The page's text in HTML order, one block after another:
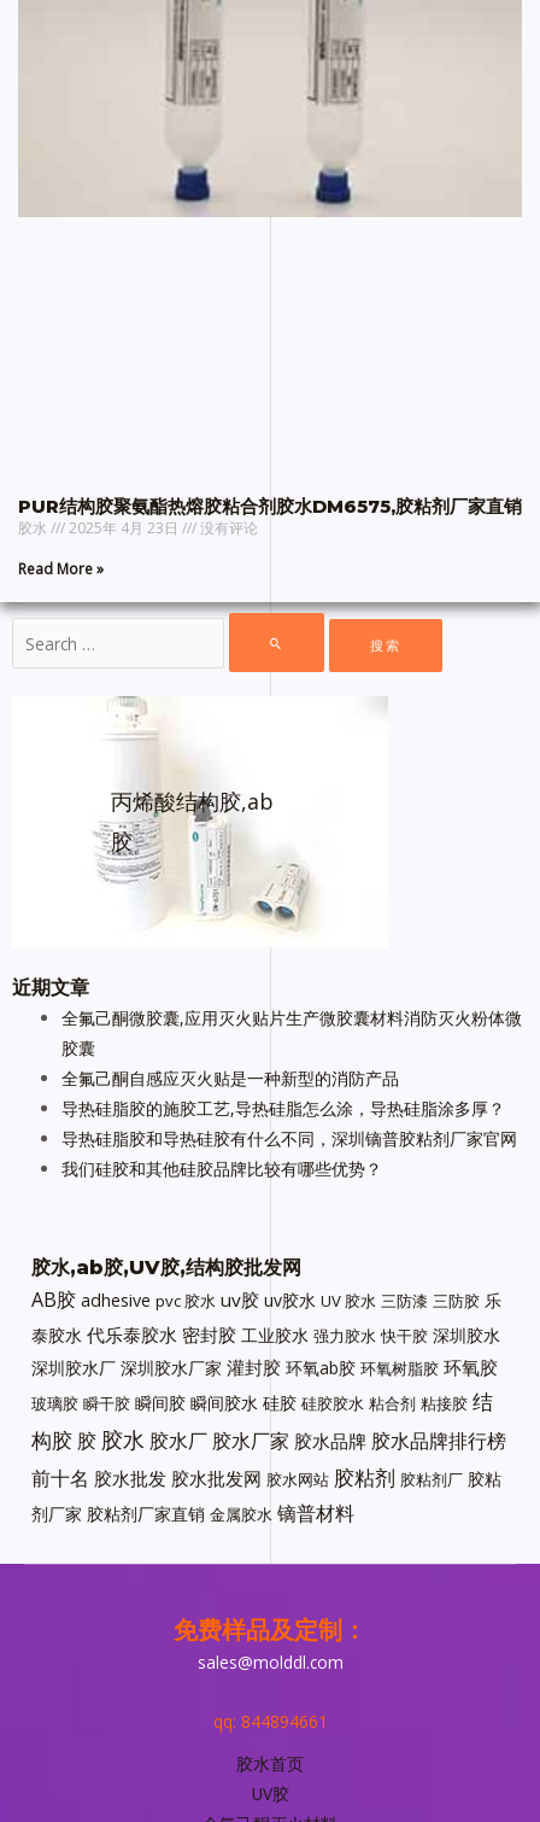
PUR结构胶聚氨酯热熔胶粘合剂胶水DM6575,胶粘剂厂家直销
胶水 2025年 4月 23日
没有评论
Read More »
丙烯酸结构胶,ab
胶
近期文章
全氟己酮微胶囊,应用灭火贴片生产微胶囊材料消防灭火粉体微
胶囊
全氟己酮自感应灭火贴是一种新型的消防产品
导热硅脂胶的施胶工艺,导热硅脂怎么涂，导热硅脂涂多厚？
导热硅脂胶和导热硅胶有什么不同，深圳镝普胶粘剂厂家官网
我们硅胶和其他硅胶品牌比较有哪些优势？
胶水,ab胶,UV胶,结构胶批发网
AB胶 adhesive pvc 胶水 uv胶 uv胶水 UV 胶水 三防漆 三防胶 乐
泰胶水 代乐泰胶水 密封胶 工业胶水 强力胶水 快干胶 深圳胶水
深圳胶水厂 深圳胶水厂家 灌封胶 环氧ab胶 环氧树脂胶 环氧胶
玻璃胶 瞬干胶 瞬间胶 瞬间胶水 硅胶 硅胶胶水 粘合剂 粘接胶 结
构胶 胶 胶水 胶水厂 胶水厂家 胶水品牌 胶水品牌排行榜
前十名 胶水批发 胶水批发网 胶水网站 胶粘剂 胶粘剂厂 胶粘
剂厂家 胶粘剂厂家直销 金属胶水 镝普材料
免费样品及定制：
sales@molddl.com
qq: 844894661
胶水首页
UV胶